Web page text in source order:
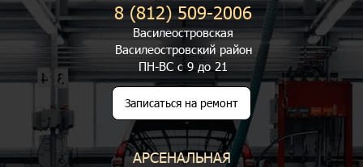
8 (812) 509-2006
Василеостровская
Василеостровский район
ПН-ВС с 9 до 21
Записаться на ремонт
АРСЕНАЛЬНАЯ